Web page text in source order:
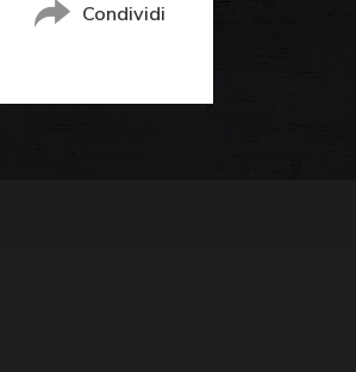
Condividi